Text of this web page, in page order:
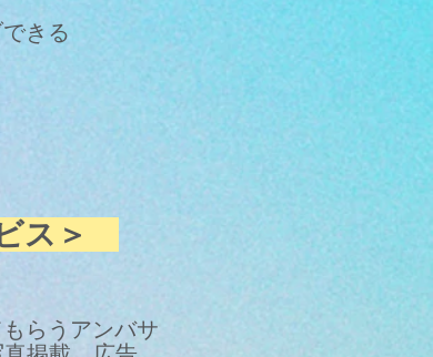
きる
ス＞
らうアンバサ